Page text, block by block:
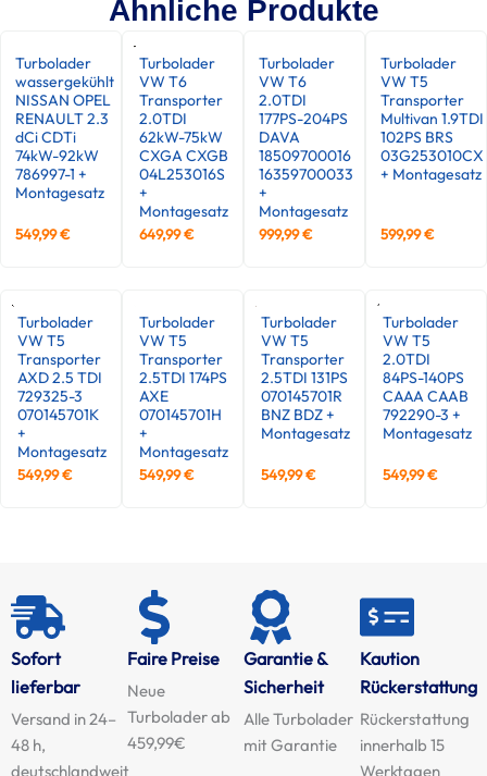
Ähnliche Produkte
Turbolader
wassergekühlt
NISSAN OPEL
RENAULT 2.3
dCi CDTi
74kW-92kW
786997-1 +
Montagesatz
549,99€
Turbolader
VW T6
Transporter
2.0TDI
62kW-75kW
CXGA CXGB
04L253016S
+
Montagesatz
649,99€
Turbolader
VW T6
2.0TDI
177PS-204PS
DAVA
18509700016
16359700033
+
Montagesatz
999,99€
Turbolader
VW T5
Transporter
Multivan 1.9TDI
102PS BRS
03G253010CX
+ Montagesatz
599,99€
Turbolader
VW T5
Transporter
AXD 2.5 TDI
729325-3
070145701K
+
Montagesatz
549,99€
Turbolader
VW T5
Transporter
2.5TDI 174PS
AXE
070145701H
+
Montagesatz
549,99€
Turbolader
VW T5
Transporter
2.5TDI 131PS
070145701R
BNZ BDZ +
Montagesatz
549,99€
Turbolader
VW T5
2.0TDI
84PS-140PS
CAAA CAAB
792290-3 +
Montagesatz
549,99€
Sofort
lieferbar
Versand in 24–
48 h,
deutschlandweit
Faire Preise
Neue
Turbolader ab
459,99€
Garantie &
Sicherheit
Alle Turbolader
mit Garantie
Kaution
Rückerstattung
Rückerstattung
innerhalb 15
Werktagen